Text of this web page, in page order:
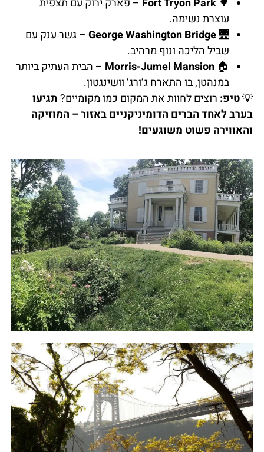
🌳
Fort Tryon Park – פארק ירוק עם תצפית
עוצרת נשימה.
🌉
George Washington Bridge– גשר ענק עם
שביל הליכה ונוף מרהיב.
🏠
Morris-Jumel Mansion – הבית העתיק ביותר
במנהטן, בו התארח ג’ורג’ וושינגטון.
💡טיפ: רוצים לחוות את המקום כמו מקומיים?תגיעו
בערב לאחד הברים הדומיניקניים באזור – המוזיקה
והאווירה פשוט משוגעים!